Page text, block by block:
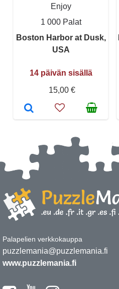
Enjoy
1 000 Palat
Boston Harbor at Dusk,
USA
14 päivän sisällä
15,00 €
Palapelien verkkokauppa
puzzlemania@puzzlemania.fi
www.puzzlemania.fi